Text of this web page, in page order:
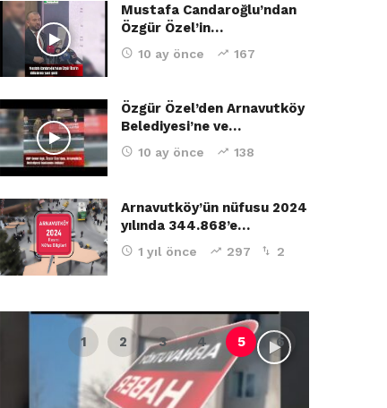
Mustafa Candaroğlu’ndan
Özgür Özel’in…
10 ay önce 167
Özgür Özel’den Arnavutköy
Belediyesi’ne ve…
10 ay önce 138
Arnavutköy’ün nüfusu 2024
yılında 344.868’e…
1 yıl önce 297 2